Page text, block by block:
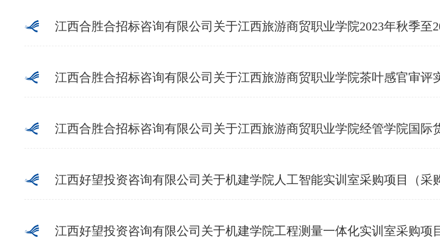
江西合胜合招标咨询有限公司关于江西旅游商贸职业学院2023年秋季至2026年
江西合胜合招标咨询有限公司关于江西旅游商贸职业学院茶叶感官审评实验室
江西合胜合招标咨询有限公司关于江西旅游商贸职业学院经管学院国际货运代理世
江西好望投资咨询有限公司关于机建学院人工智能实训室采购项目（采
江西好望投资咨询有限公司关于机建学院工程测量一体化实训室采购项